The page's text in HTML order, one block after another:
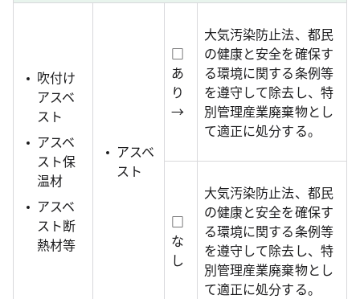
吹付け
アスベ
スト
アスベ
スト保
温材
アスベ
スト断
熱材等
アスベ
スト
□
あ
り
→
大気汚染防止法、都民
の健康と安全を確保す
る環境に関する条例等
を遵守して除去し、特
別管理産業廃棄物とし
て適正に処分する。
□
な
し
大気汚染防止法、都民
の健康と安全を確保す
る環境に関する条例等
を遵守して除去し、特
別管理産業廃棄物とし
て適正に処分する。